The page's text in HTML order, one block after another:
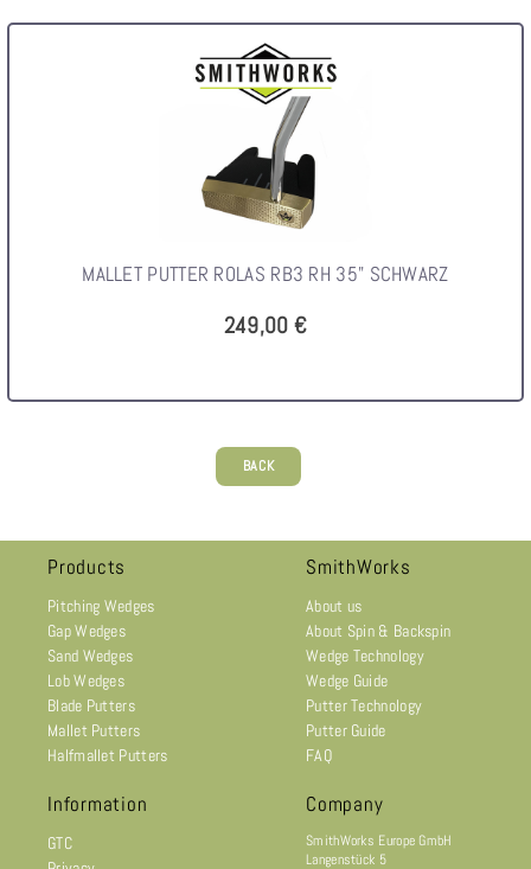
MALLET PUTTER ROLAS RB3 RH 35" SCHWARZ
249,00 €
BACK
Products
Pitching Wedges
Gap Wedges
Sand Wedges
Lob Wedges
Blade Putters
Mallet Putters
Halfmallet Putters
SmithWorks
About us
About Spin & Backspin
Wedge Technology
Wedge Guide
Putter Technology
Putter Guide
FAQ
Information
GTC
Company
SmithWorks Europe GmbH
Langenstück 5